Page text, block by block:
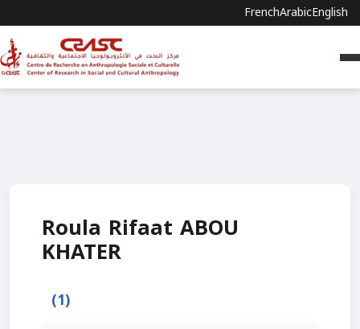
FrenchArabicEnglish
Roula Rifaat ABOU
KHATER
(1)